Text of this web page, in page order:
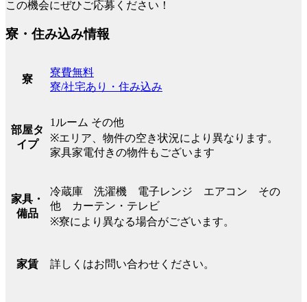
この機会にぜひご応募ください！
寮・住み込み情報
寮
寮費無料
寮/社宅あり・住み込み
部屋タ
イプ
1ルーム その他
※エリア、物件の空き状況により異なります。
家具家電付きの物件もございます
家具・
備品
冷蔵庫 洗濯機 電子レンジ エアコン その
他 カーテン・テレビ
※寮により異なる場合がございます。
家賃 詳しくはお問い合わせください。